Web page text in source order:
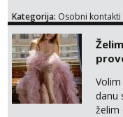
Kategorija: Osobni kontakti
danu
želim